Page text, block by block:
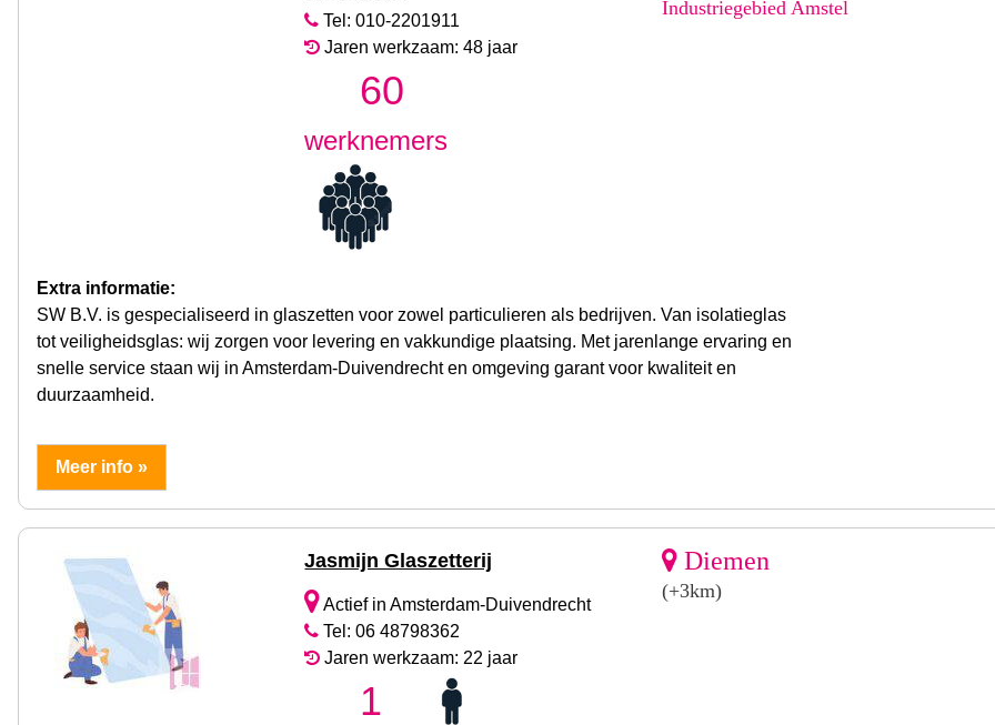
Tel: 010-2201911
Jaren werkzaam: 48 jaar
60
werknemers
Industriegebied Amstel
Extra informatie:
SW B.V. is gespecialiseerd in glaszetten voor zowel particulieren als bedrijven. Van isolatieglas
tot veiligheidsglas: wij zorgen voor levering en vakkundige plaatsing. Met jarenlange ervaring en
snelle service staan wij in Amsterdam-Duivendrecht en omgeving garant voor kwaliteit en
duurzaamheid.
Meer info »
Jasmijn Glaszetterij
Actief in Amsterdam-Duivendrecht
Tel: 06 48798362
Jaren werkzaam: 22 jaar
1
Diemen
(+3km)